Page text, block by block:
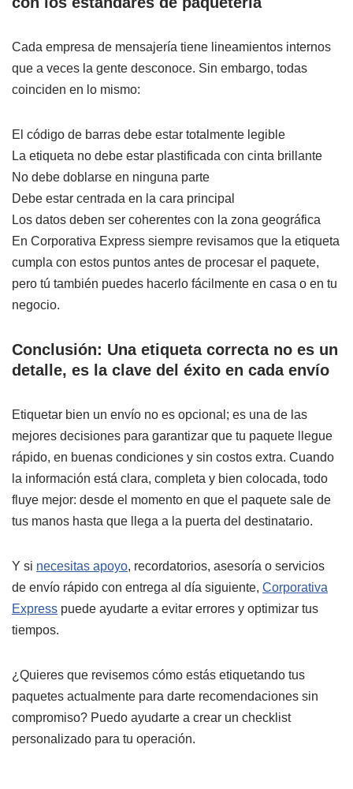
Cada empresa de mensajería tiene lineamientos internos
que a veces la gente desconoce. Sin embargo, todas
coinciden en lo mismo:
El código de barras debe estar totalmente legible
La etiqueta no debe estar plastificada con cinta brillante
No debe doblarse en ninguna parte
Debe estar centrada en la cara principal
Los datos deben ser coherentes con la zona geográfica
En Corporativa Express siempre revisamos que la etiqueta
cumpla con estos puntos antes de procesar el paquete,
pero tú también puedes hacerlo fácilmente en casa o en tu
negocio.
Conclusión: Una etiqueta correcta no es un
detalle, es la clave del éxito en cada envío
Etiquetar bien un envío no es opcional; es una de las
mejores decisiones para garantizar que tu paquete llegue
rápido, en buenas condiciones y sin costos extra. Cuando
la información está clara, completa y bien colocada, todo
fluye mejor: desde el momento en que el paquete sale de
tus manos hasta que llega a la puerta del destinatario.
Y si necesitas apoyo, recordatorios, asesoría o servicios
de envío rápido con entrega al día siguiente, Corporativa
Express puede ayudarte a evitar errores y optimizar tus
tiempos.
¿Quieres que revisemos cómo estás etiquetando tus
paquetes actualmente para darte recomendaciones sin
compromiso? Puedo ayudarte a crear un checklist
personalizado para tu operación.